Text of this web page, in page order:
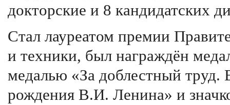
докторские и 8 кандидатских
Стал лауреатом премии
и техники, был награждён
медалью «За доблестный труд.
рождения В.И. Ленина» и